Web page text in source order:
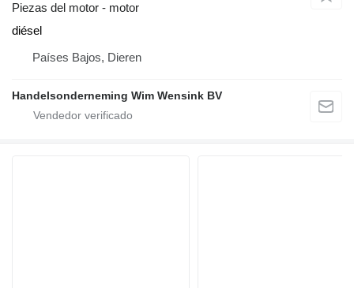
Piezas del motor - motor
diésel
Países Bajos, Dieren
Handelsonderneming Wim Wensink BV